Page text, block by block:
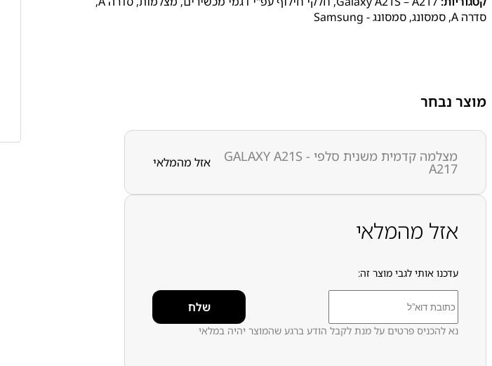
סדרה A
, סמסונג, סמסונג - Samsung
מוצר נבחר
מצלמה קדמית משנית סלפי GALAXY A21S -
A217 אזל מהמלאי
אזל מהמלאי
עדכנו אותי לגבי מוצר זה:
נא להכניס פרטים על מנת לקבל הודע ברגע שהמוצר יהיה במלאי